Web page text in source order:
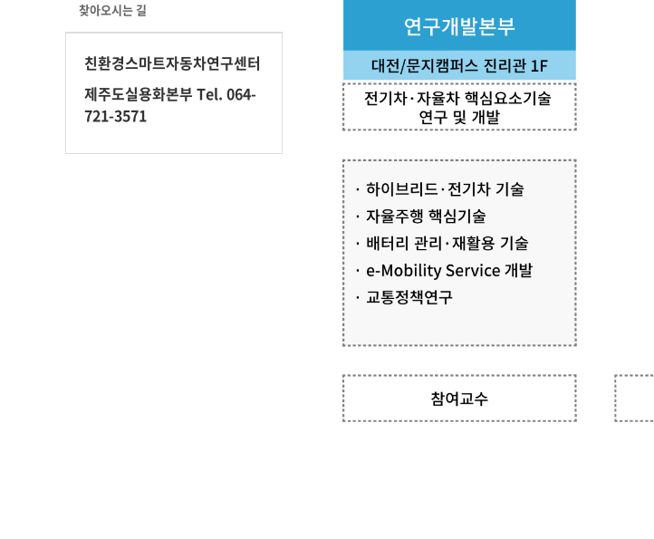
찾아오시는 길
친환경스마트자동차연구센터
제주도실용화본부 Tel. 064-
721-3571